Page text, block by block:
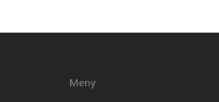
Meny